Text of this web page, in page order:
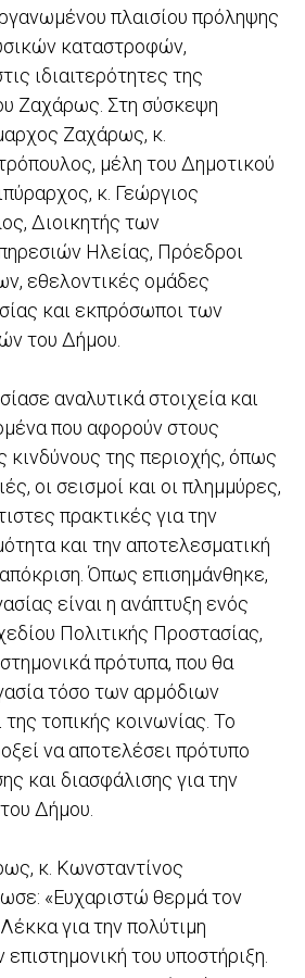
πλαισίου πρόληψης
καταστροφών,
ιδιαιτερότητες της
Ζαχάρως. Στη σύσκεψη
Ζαχάρως, κ.
μέλη του Δημοτικού
κ. Γεώργιος
Διοικητής των
Ηλείας, Πρόεδροι
εθελοντικές ομάδες
και εκπρόσωποι των
του Δήμου.
αναλυτικά στοιχεία και
που αφορούν στους
κινδύνους της περιοχής, όπως
οι σεισμοί και οι πλημμύρες,
πρακτικές για την
και την αποτελεσματική
Όπως επισημάνθηκε,
είναι η ανάπτυξη ενός
Πολιτικής Προστασίας,
πρότυπα, που θα
τόσο των αρμόδιων
τοπικής κοινωνίας. Το
να αποτελέσει πρότυπο
και διασφάλισης για την
Δήμου.
κ. Κωνσταντίνος
«Ευχαριστώ θερμά τον
για την πολύτιμη
επιστημονική του υποστήριξη.